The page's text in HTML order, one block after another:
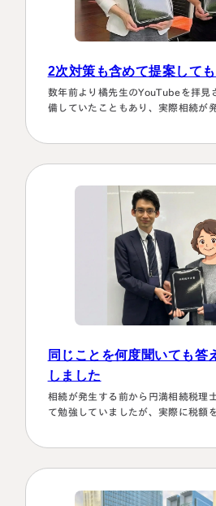
2次対策も含めて提案して
数年前より橘先生のYouTubeを拝見
備していたこともあり、実際相続が
同じことを何度聞いても答
しました
相続が発生する前から円満相続税理
て勉強していましたが、実際に税額
ず、届いた書類を全部加藤先生へメ